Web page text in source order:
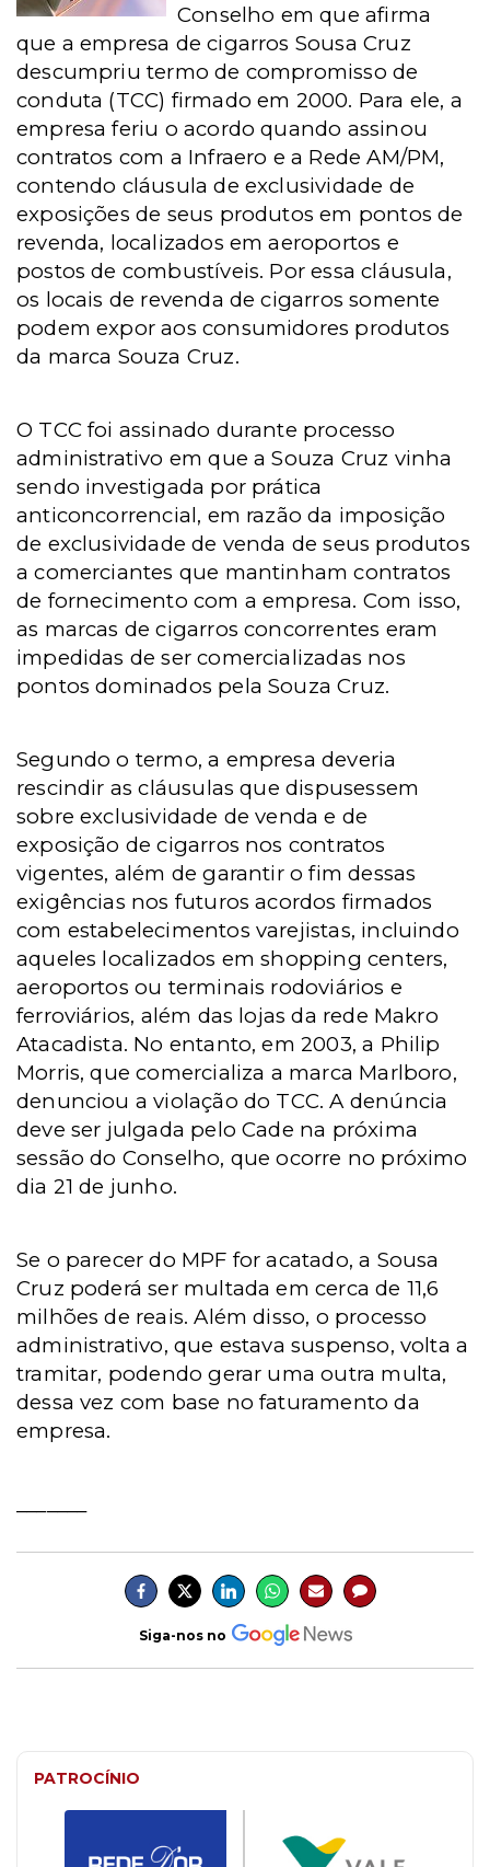
Conselho em que afirma
que a empresa de cigarros Sousa Cruz
descumpriu termo de compromisso de
conduta (TCC) firmado em 2000. Para ele, a
empresa feriu o acordo quando assinou
contratos com a Infraero e a Rede AM/PM,
contendo cláusula de exclusividade de
exposições de seus produtos em pontos de
revenda, localizados em aeroportos e
postos de combustíveis. Por essa cláusula,
os locais de revenda de cigarros somente
podem expor aos consumidores produtos
da marca Souza Cruz.
O TCC foi assinado durante processo
administrativo em que a Souza Cruz vinha
sendo investigada por prática
anticoncorrencial, em razão da imposição
de exclusividade de venda de seus produtos
a comerciantes que mantinham contratos
de fornecimento com a empresa. Com isso,
as marcas de cigarros concorrentes eram
impedidas de ser comercializadas nos
pontos dominados pela Souza Cruz.
Segundo o termo, a empresa deveria
rescindir as cláusulas que dispusessem
sobre exclusividade de venda e de
exposição de cigarros nos contratos
vigentes, além de garantir o fim dessas
exigências nos futuros acordos firmados
com estabelecimentos varejistas, incluindo
aqueles localizados em shopping centers,
aeroportos ou terminais rodoviários e
ferroviários, além das lojas da rede Makro
Atacadista. No entanto, em2003, a Philip
Morris, que comercializa a marca Marlboro,
denunciou a violação do TCC. A denúncia
deve ser julgada pelo Cade na próxima
sessão do Conselho, que ocorre no próximo
dia 21 de junho.
Se o parecer do MPF for acatado, a Sousa
Cruz poderá ser multada em cerca de 11,6
milhões de reais. Além disso, o processo
administrativo, que estava suspenso, volta a
tramitar, podendo gerar uma outra multa,
dessa vez com base no faturamento da
empresa.
Siga-nos no
PATROCÍNIO